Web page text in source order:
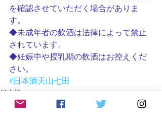
を確認させていただく場合がありま
す。
◆未成年者の飲酒は法律によって禁止
されています。
◆妊娠中や授乳期の飲酒はお控えくだ
さい。
#日本酒天山七田
日本酒